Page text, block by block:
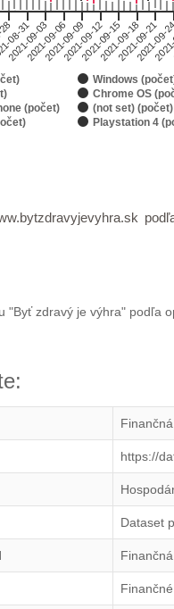
Windows
Chrome OS
(počet)
(not set) (počet)
Playstation 4
08-31
2021-09-03
2021-09-06
2021-09-09
2021-09-12
2021-09-15
2021-09-18
2021-09-21
2021-
"Byť zdravý je výhra" podľa
https://
Dataset